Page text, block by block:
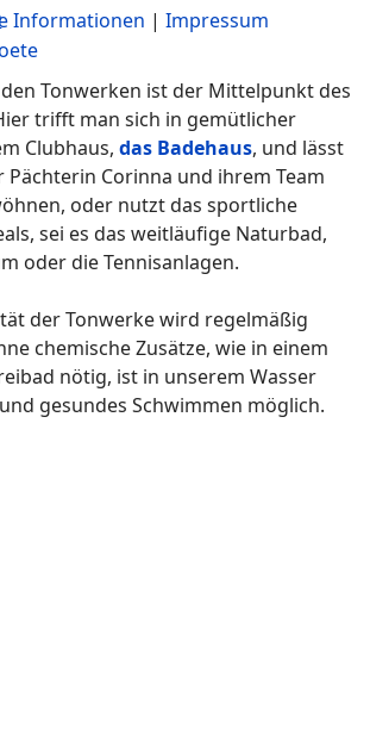
den Tonwerken ist der Mittelpunkt des
trifft man sich in gemütlicher
Clubhaus, das Badehaus, und lässt
Pächterin Corinna und ihrem Team
oder nutzt das sportliche
sei es das weitläufige Naturbad,
oder die Tennisanlagen.
der Tonwerke wird regelmäßig
chemische Zusätze, wie in einem
nötig, ist in unserem Wasser
gesundes Schwimmen möglich.
Informationen | Impressum